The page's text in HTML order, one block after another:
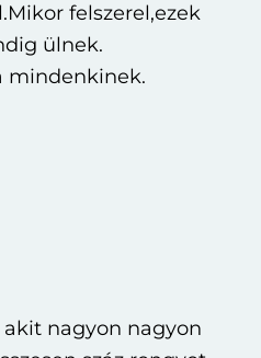
felszerel,ezek
ülnek.
mindenkinek.
nagyon nagyon